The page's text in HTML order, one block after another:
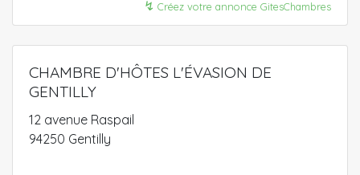
↯ Créez votre annonce GitesChambres
CHAMBRE D'HÔTES L'ÉVASION DE
GENTILLY
12 avenue Raspail
94250 Gentilly